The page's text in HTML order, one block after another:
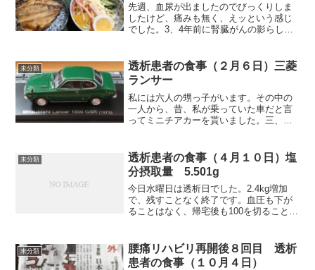
先週、血尿が出ましたのでびっくりしま
したけど、痛みも無く、えッという感じ
でした。3、4年前に腎臓がんの影らしき
受けていました。今年の6月の造影ＣＴ検
査の時も前回と変わら...
未分類
透析患者の食事（２月６日）三菱
ランサー
私には六人の甥っ子がいます。その中の
一人から、昔、私が乗っていた車だと言
ってミニチアカーを貰いました。三、四
っていたのは写真のように1600ccのスポ
ーツタイプではなく...
未分類
透析患者の食事（４月１０日）塩
分摂取量 5.501g
今日水曜日は透析日でした。2.4kg増加
で、残すことなく終了です。血圧も下が
ることはなく、帰宅後も100を切ることは
または三日間の体調を時々、メモ的に書
いていますが、ど...
未分類
腰痛リハビリ再開後８回目 透析
患者の食事（１０月４日）